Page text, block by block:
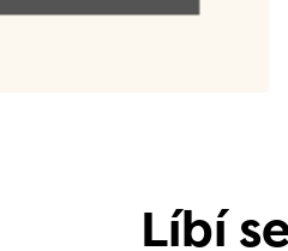
Líbí